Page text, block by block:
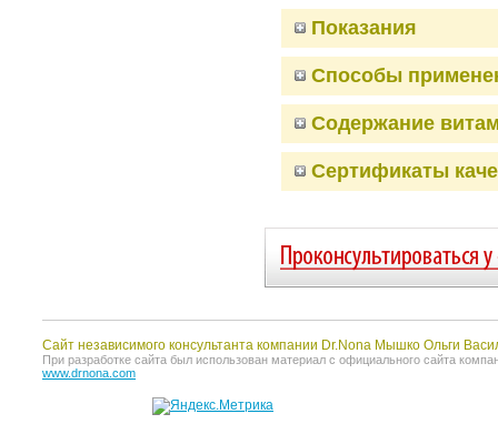
Показания
Способы
Содержание
Сертификаты
Сайт независимого консультанта компании Dr.Nona Мышко Ольги
При разработке сайта был использован материал с официального сайта
www.drnona.com